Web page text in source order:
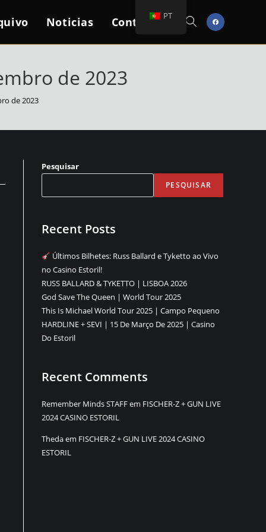
Noticias Contactos Toggle
de 2023
de 2023
Pesquisar
PESQUISAR
Recent Posts
Últimos Bilhetes: Russ Ballard e Tyketto ao Vivo
no Casino Estoril!
RUSS BALLARD & TYKETTO | LISBOA 2026
God Save The Queen | World Tour 2025
This Is Michael World Tour 2025 | Campo Pequeno
HARDLINE + SEVI | 15 De Março De 2025 | Casino
Do Estoril
Recent Comments
Remember Minds STAFFem FISCHER-Z + GUN LIVE
2024 CASINO ESTORIL
Thedaem FISCHER-Z + GUN LIVE 2024 CASINO
ESTORIL
PT